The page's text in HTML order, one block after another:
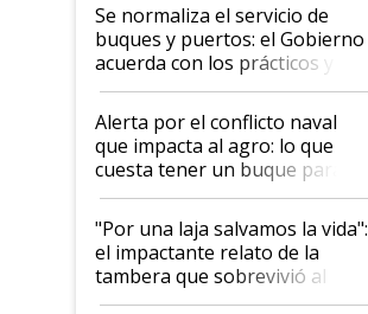
Se normaliza el servicio de
buques y puertos: el Gobierno
acuerda con los prácticos y
suspende el decreto de
desregulación
Alerta por el conflicto naval
que impacta al agro: lo que
cuesta tener un buque parado
y el peligro de que Argentina
pase a ser "país sucio"
"Por una laja salvamos la vida":
el impactante relato de la
tambera que sobrevivió al
tornado